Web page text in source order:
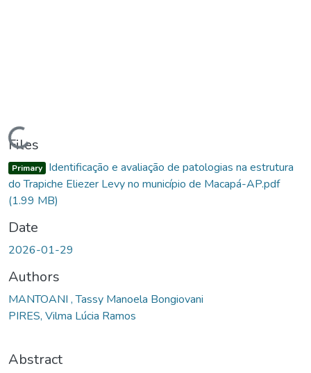
Loading...
Files
Primary Identificação e avaliação de patologias na estrutura
do Trapiche Eliezer Levy no município de Macapá-AP.pdf
(1.99 MB)
Date
2026-01-29
Authors
MANTOANI , Tassy Manoela Bongiovani
PIRES, Vilma Lúcia Ramos
Abstract